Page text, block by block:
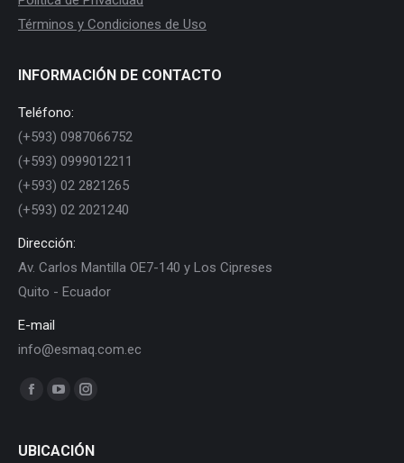
Términos y Condiciones de Uso
INFORMACIÓN DE CONTACTO
Teléfono:
(+593) 0987066752
(+593) 0999012211
(+593) 02 2821265
(+593) 02 2021240
Dirección:
Av. Carlos Mantilla OE7-140 y Los Cipreses
Quito - Ecuador
E-mail
info@esmaq.com.ec
Find us on:
Facebook
opens
YouTube
opens
Instagram
opens
UBICACIÓN